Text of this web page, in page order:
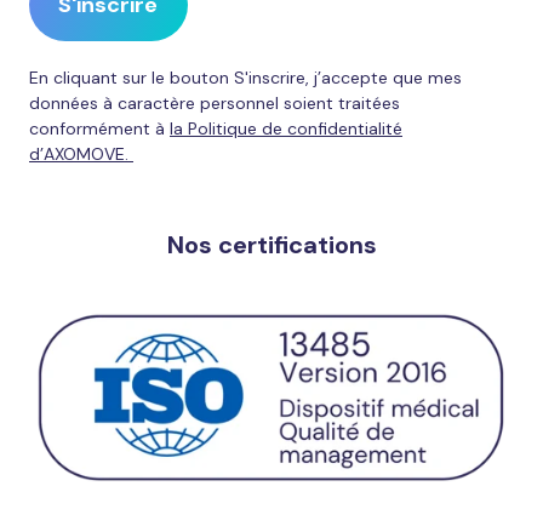
En cliquant sur le bouton S'inscrire, j’accepte que mes
données à caractère personnel soient traitées
conformément à la Politique de confidentialité
d’AXOMOVE.
Nos certifications